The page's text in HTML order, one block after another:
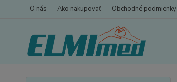
O nás Ako nakupovať Obchodné podmienky